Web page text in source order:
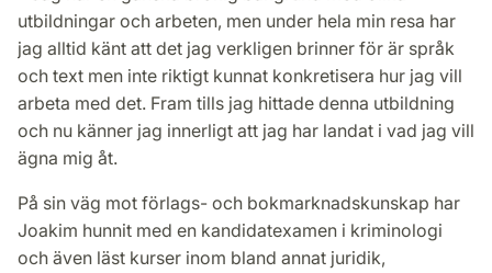
utbildningar och arbeten, men under hela min resa har
jag alltid känt att det jag verkligen brinner för är språk
och text men inte riktigt kunnat konkretisera hur jag vill
arbeta med det. Fram tills jag hittade denna utbildning
och nu känner jag innerligt att jag har landat i vad jag vill
ägna mig åt.
På sin väg mot förlags- och bokmarknadskunskap har
Joakim hunnit med en kandidatexamen i kriminologi
och även läst kurser inom bland annat juridik,